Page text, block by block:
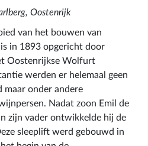
Oostenrijk
van het bouwen van
in 1893 opgericht door
Oostenrijkse Wolfurt
werden er helemaal geen
maar onder andere
Nadat zoon Emil de
zijn vader ontwikkelde hij de
sleeplift werd gebouwd in